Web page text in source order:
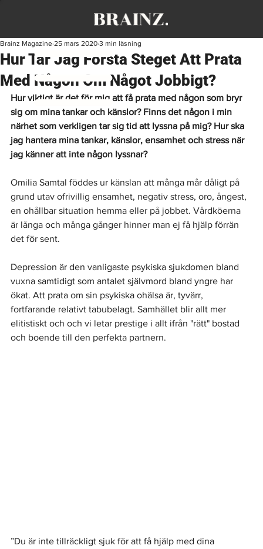
Hur Tar Jag Första Steget Att Prata
Med Någon Om Något Jobbigt?
Brainz Magazine 25 mars 2020 3 min läsning
Hur viktigt är det för mig att få prata med någon som bryr
sig om mina tankar och känslor? Finns det någon i min
närhet som verkligen tar sig tid att lyssna på mig? Hur ska
jag hantera mina tankar, känslor, ensamhet och stress när
jag känner att inte någon lyssnar?
Omilia Samtal föddes ur känslan att många mår dåligt på
grund utav ofrivillig ensamhet, negativ stress, oro, ångest,
en ohållbar situation hemma eller på jobbet. Vårdköerna
är långa och många gånger hinner man ej få hjälp förrän
det för sent.
Depression är den vanligaste psykiska sjukdomen bland
vuxna samtidigt som antalet självmord bland yngre har
ökat. Att prata om sin psykiska ohälsa är, tyvärr,
fortfarande relativt tabubelagt. Samhället blir allt mer
elitistiskt och och vi letar prestige i allt ifrån "rätt" bostad
och boende till den perfekta partnern.
”Du är inte tillräckligt sjuk för att få hjälp med dina